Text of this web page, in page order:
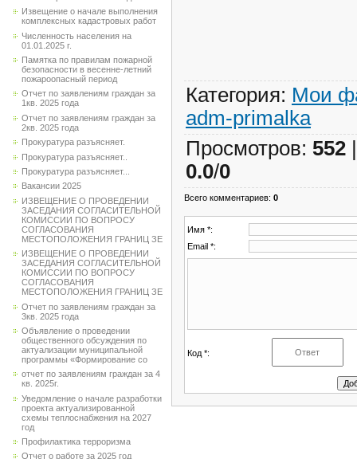
Извещение о начале выполнения
комплексных кадастровых работ
Численность населения на
01.01.2025 г.
Памятка по правилам пожарной
безопасности в весенне-летний
пожароопасный период
Отчет по заявлениям граждан за
1кв. 2025 года
Отчет по заявлениям граждан за
2кв. 2025 года
Прокуратура разъясняет.
Прокуратура разъясняет..
Прокуратура разъясняет...
Вакансии 2025
ИЗВЕЩЕНИЕ О ПРОВЕДЕНИИ
ЗАСЕДАНИЯ СОГЛАСИТЕЛЬНОЙ
КОМИССИИ ПО ВОПРОСУ
СОГЛАСОВАНИЯ
МЕСТОПОЛОЖЕНИЯ ГРАНИЦ ЗЕ
ИЗВЕЩЕНИЕ О ПРОВЕДЕНИИ
ЗАСЕДАНИЯ СОГЛАСИТЕЛЬНОЙ
КОМИССИИ ПО ВОПРОСУ
СОГЛАСОВАНИЯ
МЕСТОПОЛОЖЕНИЯ ГРАНИЦ ЗЕ
Отчет по заявлениям граждан за
3кв. 2025 года
Объявление о проведении
общественного обсуждения по
актуализации муниципальной
программы «Формирование со
отчет по заявлениям граждан за 4
кв. 2025г.
Уведомление о начале разработки
проекта актуализированной
схемы теплоснабжения на 2027
год
Профилактика терроризма
Отчет о работе за 2025 год
Категория: Мои
adm-primalka
Просмотров: 552
0.0/0
Всего комментариев: 0
Имя *:
Email *:
Код *: